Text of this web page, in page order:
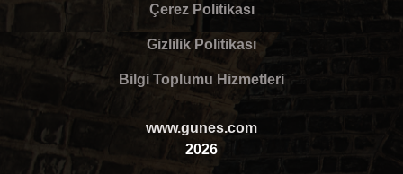
Çerez Politikası
Gizlilik Politikası
Bilgi Toplumu Hizmetleri
www.gunes.com
2026